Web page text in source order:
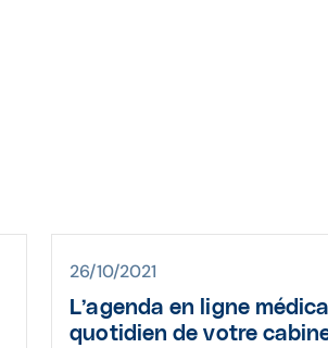
26/10/2021
L’agenda en ligne
quotidiende votre